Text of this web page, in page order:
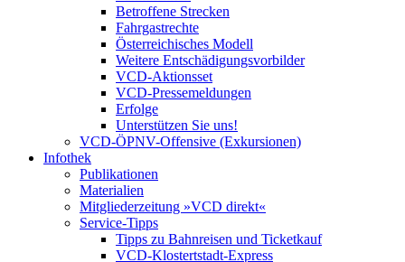
Betroffene Strecken
Fahrgastrechte
Österreichisches Modell
Weitere Entschädigungsvorbilder
VCD-Aktionsset
VCD-Pressemeldungen
Erfolge
Unterstützen Sie uns!
VCD-ÖPNV-Offensive (Exkursionen)
Infothek
Publikationen
Materialien
Mitgliederzeitung »VCD direkt«
Service-Tipps
Tipps zu Bahnreisen und Ticketkauf
VCD-Klostertstadt-Express